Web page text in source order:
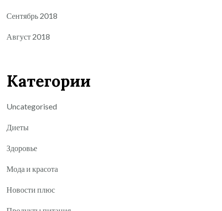
Сентябрь 2018
Август 2018
Категории
Uncategorised
Диеты
Здоровье
Мода и красота
Новости плюс